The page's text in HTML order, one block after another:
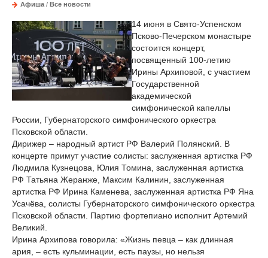
Афиша / Все новости
14 июня в Свято-Успенском
Псково-Печерском монастыре
состоится концерт,
посвященный 100-летию
Ирины Архиповой, с участием
Государственной
академической
симфонической капеллы
России, Губернаторского симфонического оркестра
Псковской области.
Дирижер – народный артист РФ Валерий Полянский. В
концерте примут участие солисты: заслуженная артистка РФ
Людмила Кузнецова, Юлия Томина, заслуженная артистка
РФ Татьяна Жеранже, Максим Калинин, заслуженная
артистка РФ Ирина Каменева, заслуженная артистка РФ Яна
Усачёва, солисты Губернаторского симфонического оркестра
Псковской области. Партию фортепиано исполнит Артемий
Великий.
Ирина Архипова говорила: «Жизнь певца – как длинная
ария, – есть кульминации, есть паузы, но нельзя